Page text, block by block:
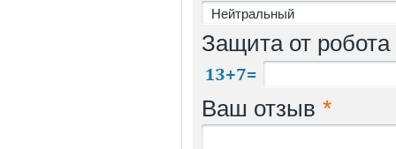
Защита от робота
Ваш отзыв *